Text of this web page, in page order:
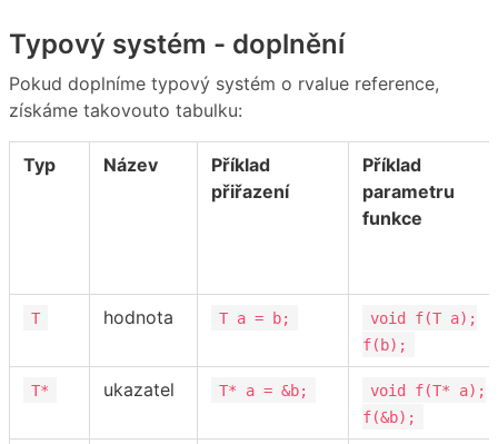
Typový systém - doplnění
Pokud doplníme typový systém o rvalue reference,
získáme takovouto tabulku:
Typ Název
Příklad
přiřazení
Příklad
parametru
funkce
T hodnota T a = b;
void f(T a);
f(b);
T* ukazatel T* a = &b;
void f(T* a);
f(&b);